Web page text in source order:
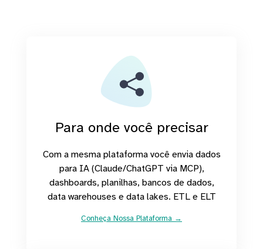
Para onde você precisar
Com a mesma plataforma você envia dados
para IA (Claude/ChatGPT via MCP),
dashboards, planilhas, bancos de dados,
data warehouses e data lakes. ETL e ELT
Conheça Nossa Plataforma →